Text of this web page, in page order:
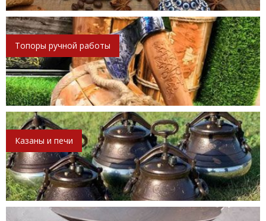
Топоры ручной работы
Казаны и печи